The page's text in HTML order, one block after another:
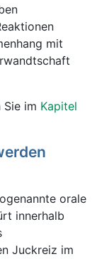
mit
Sie im Kapitel
orale
innerhalb
Juckreiz im